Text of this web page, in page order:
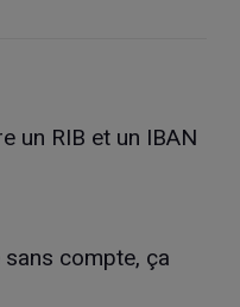
un RIB et un IBAN
compte, ça